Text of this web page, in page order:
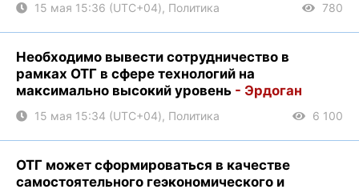
15 мая 15:36 (UTC+04), Политика 780
Необходимо вывести сотрудничество в
рамках ОТГ в сфере технологий на
максимально высокий уровень - Эрдоган
15 мая 15:34 (UTC+04), Политика 6 100
ОТГ может сформироваться в качестве
самостоятельного геэкономического и